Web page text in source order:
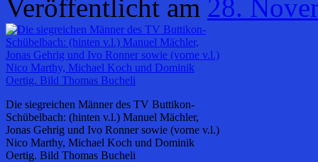
Veröffentlicht am 28.
Die siegreichen Männer des TV Buttikon-
Schübelbach: (hinten v.l.) Manuel Mächler,
Jonas Gehrig und Ivo Ronner sowie (vorne v.l.)
Nico Marthy, Michael Koch und Dominik
Oertig. Bild Thomas Bucheli